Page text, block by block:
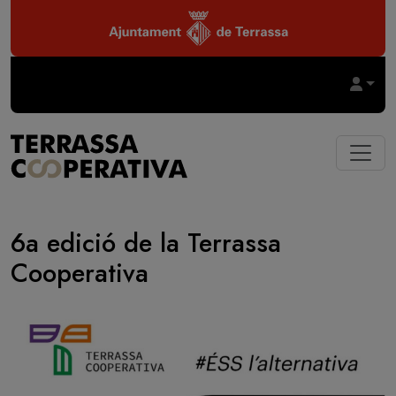
6a edició de la Terrassa
Cooperativa